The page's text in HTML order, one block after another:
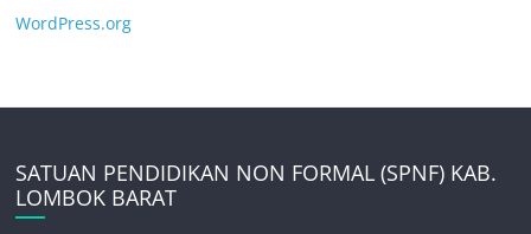
WordPress.org
SATUAN PENDIDIKAN NON FORMAL (SPNF) KAB.
LOMBOK BARAT